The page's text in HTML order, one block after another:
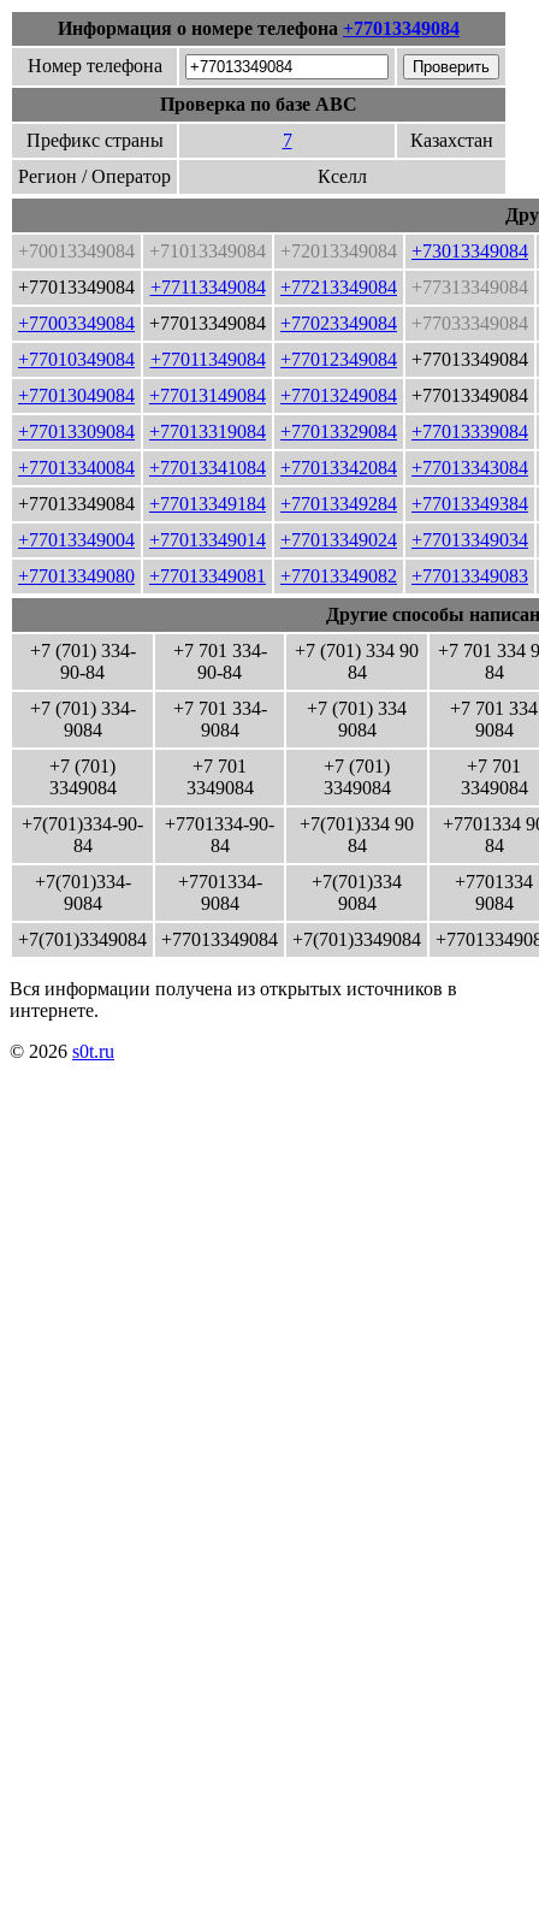
Информация о номере телефона +77013349084
Номер телефона
Проверка по базе ABC
Префикс страны
7
Казахстан
Регион / Оператор
Кселл
+70013349084
+71013349084 +72013349084
+73013349084
+77013349084
+77113349084 +77213349084
+77313349084
+77003349084
+77013349084 +77023349084
+77033349084
+77010349084
+77011349084 +77012349084
+77013349084
+77013049084
+77013149084 +77013249084
+77013349084
+77013309084
+77013319084 +77013329084
+77013339084
+77013340084
+77013341084 +77013342084
+77013343084
+77013349084
+77013349184 +77013349284
+77013349384
+77013349004
+77013349014 +77013349024
+77013349034
+77013349080
+77013349081 +77013349082
+77013349083
Другие способы
+7 (701) 334-
90-84
+7 701 334-
90-84
+7 (701) 334 90
84
+7 701 334
84
+7 (701) 334-
9084
+7 701 334-
9084
+7 (701) 334
9084
+7 701 334
9084
+7 (701)
3349084
+7 701
3349084
+7 (701)
3349084
+7 701
3349084
+7(701)334-90-
84
+7701334-90-
84
+7(701)334 90
84
+7701334
84
+7(701)334-
9084
+7701334-
9084
+7(701)334
9084
+7701334
9084
+7(701)3349084
+77013349084 +7(701)3349084
Вся информации получена из открытых источников в
интернете.
© 2026 s0t.ru